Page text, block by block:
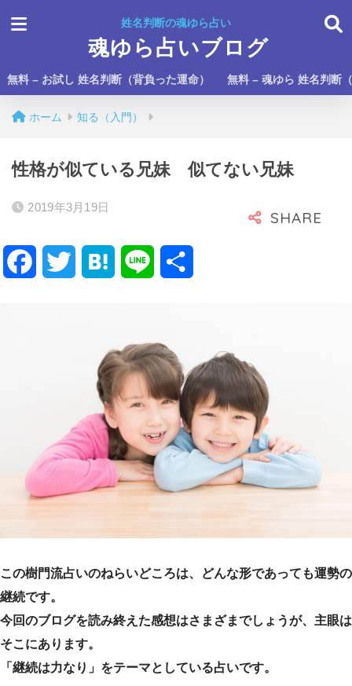
姓名判断の魂ゆら占い
魂ゆら占いブログ
無料 – お試し 姓名判断（背負った運命） 無料 – 魂ゆら 姓名判断
ホーム 知る（入門）
性格が似ている兄妹 似てない兄妹
2019年3月19日
o
k
e
r
e
n
a
e
この樹門流占いのねらいどころは、どんな形であっても運勢の
継続です。
今回のブログを読み終えた感想はさまざまでしょうが、主眼は
そこにあります。
「継続は力なり」をテーマとしている占いです。